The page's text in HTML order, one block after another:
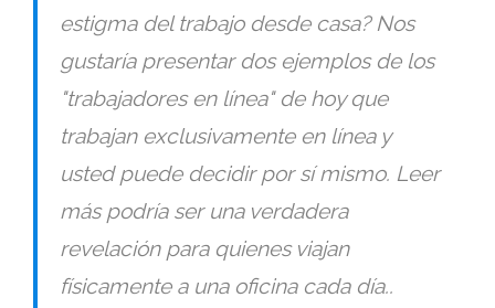
estigma del trabajo desde casa? Nos
gustaría presentar dos ejemplos de los
"trabajadores en línea" de hoy que
trabajan exclusivamente en línea y
usted puede decidir por sí mismo. Leer
más podría ser una verdadera
revelación para quienes viajan
físicamente a una oficina cada día..